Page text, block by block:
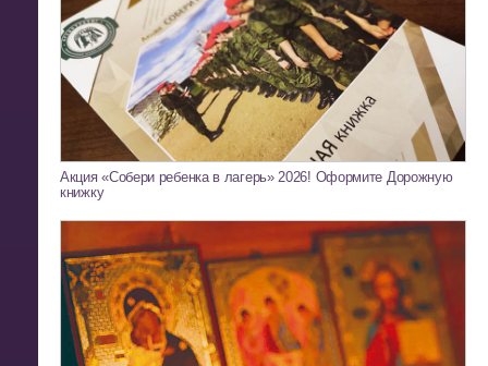
Акция «Собери ребенка в лагерь» 2026! Оформите Дорожную
книжку